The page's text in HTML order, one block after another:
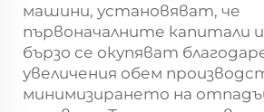
машини, установяват, че
първоначалните капитали
бързо се окупяват
увеличения обем
минимизирането на